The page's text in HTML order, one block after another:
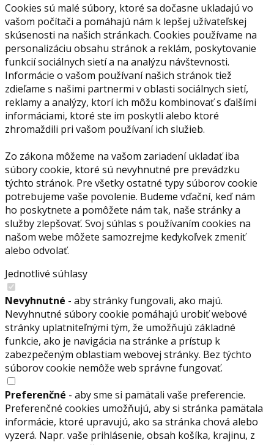
Cookies sú malé súbory, ktoré sa dočasne ukladajú vo
vašom počítači a pomáhajú nám k lepšej užívateľskej
skúsenosti na našich stránkach. Cookies používame na
personalizáciu obsahu stránok a reklám, poskytovanie
funkcií sociálnych sietí a na analýzu návštevnosti.
Informácie o vašom používaní našich stránok tiež
zdieľame s našimi partnermi v oblasti sociálnych sietí,
reklamy a analýzy, ktorí ich môžu kombinovať s ďalšími
informáciami, ktoré ste im poskytli alebo ktoré
zhromaždili pri vašom používaní ich služieb.
Zo zákona môžeme na vašom zariadení ukladať iba
súbory cookie, ktoré sú nevyhnutné pre prevádzku
týchto stránok. Pre všetky ostatné typy súborov cookie
potrebujeme vaše povolenie. Budeme vďační, keď nám
ho poskytnete a pomôžete nám tak, naše stránky a
služby zlepšovať. Svoj súhlas s používaním cookies na
našom webe môžete samozrejme kedykoľvek zmeniť
alebo odvolať.
Jednotlivé súhlasy
Nevyhnutné - aby stránky fungovali, ako majú.
Nevyhnutné súbory cookie pomáhajú urobiť webové
stránky uplatniteľnými tým, že umožňujú základné
funkcie, ako je navigácia na stránke a prístup k
zabezpečeným oblastiam webovej stránky. Bez týchto
súborov cookie nemôže web správne fungovať.
Preferenčné - aby sme si pamätali vaše preferencie.
Preferenčné cookies umožňujú, aby si stránka pamätala
informácie, ktoré upravujú, ako sa stránka chová alebo
vyzerá. Napr. vaše prihlásenie, obsah košíka, krajinu, z